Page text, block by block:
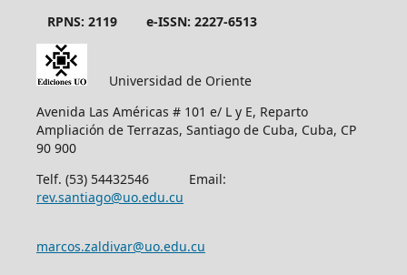
RPNS: 2119 e-ISSN: 2227-6513
Universidad de Oriente
Avenida Las Américas # 101 e/ L y E, Reparto
Ampliación de Terrazas, Santiago de Cuba, Cuba, CP
90 900
Telf. (53) 54432546 Email:
rev.santiago@uo.edu.cu
marcos.zaldivar@uo.edu.cu